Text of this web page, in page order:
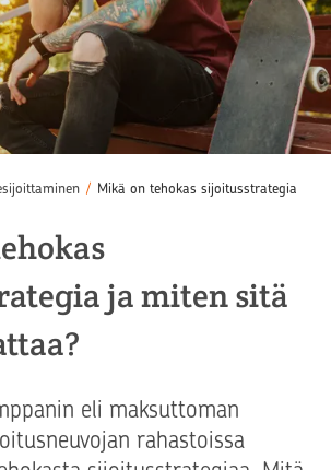
/ Mikä on tehokas sijoitusstrategia
ja miten sitä
eli maksuttoman
rahastoissa